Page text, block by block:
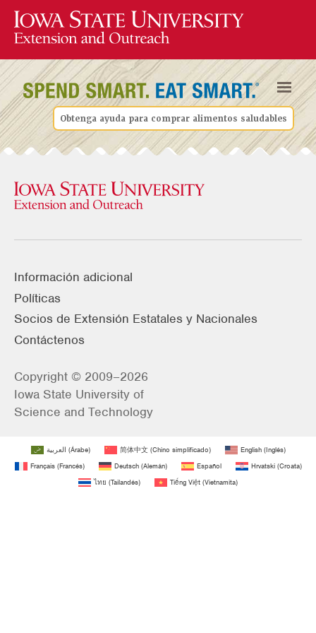
Obtenga ayuda para comprar alimentos saludables
Información adicional
Políticas
Socios de Extensión Estatales y Nacionales
Contáctenos
Copyright © 2009–2026
Iowa State University of
Science and Technology
العربية (Árabe) 简体中文(Chino simplificado) English(Inglés)
Français(Francés) Deutsch(Alemán) Español Hrvatski(Croata)
ไทย (Tailandés) Tiếng Việt (Vietnamita)